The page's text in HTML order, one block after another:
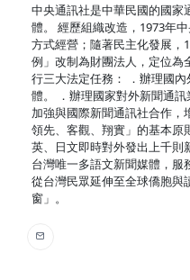
中央通訊社是中華民國的國家
體。 經歷組織改造，1973年
方式經營；隨著民主化發展，
例」改制為財團法人，定位為
行三大法定任務： ．辦理國
體。 ．辦理國家對外新聞通
加強與國際新聞通訊社合作，
領先、客觀、翔實」的基本原
英、日文即時對外發出上千則
台灣唯一多語文新聞媒體，服
從台灣民眾延伸至全球僑胞與
窗」。